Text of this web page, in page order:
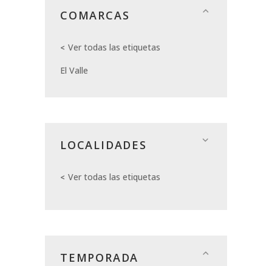
COMARCAS
Ver todas las etiquetas
El Valle
LOCALIDADES
Ver todas las etiquetas
TEMPORADA